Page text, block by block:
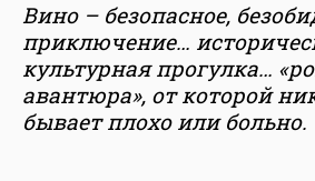
Вино – безопасное,
приключение…
культурная прогулка…
авантюра», от которой
бывает плохо или больно.